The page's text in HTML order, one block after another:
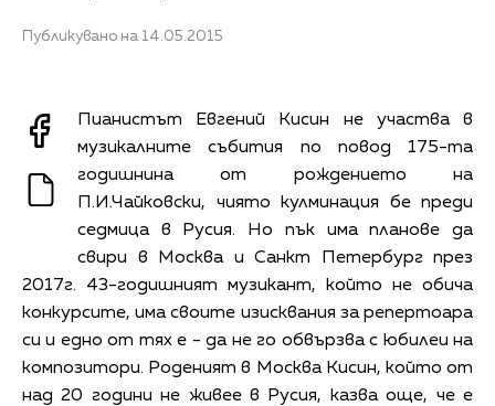
Публикувано на 14.05.2015
Пианистът Евгений Кисин не участва в
музикалните събития по повод 175-та
годишнина от рождението на
П.И.Чайковски, чиято кулминация бе преди
седмица в Русия. Но пък има планове да
свири в Москва и Санкт Петербург през
2017г. 43-годишният музикант, който не обича
конкурсите, има своите изисквания за репертоара
си и едно от тях е - да не го обвързва с юбилеи на
композитори. Роденият в Москва Кисин, който от
над 20 години не живее в Русия, казва още, че е